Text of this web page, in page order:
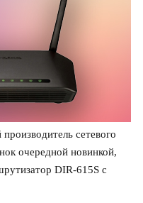
сетевого
очередной новинкой,
DIR-615S с